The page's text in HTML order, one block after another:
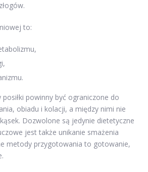
to:
powinny być ograniczone do
obiadu i kolacji, a między nimi nie
Dozwolone są jedynie dietetyczne
jest także unikanie smażenia
metody przygotowania to gotowanie,